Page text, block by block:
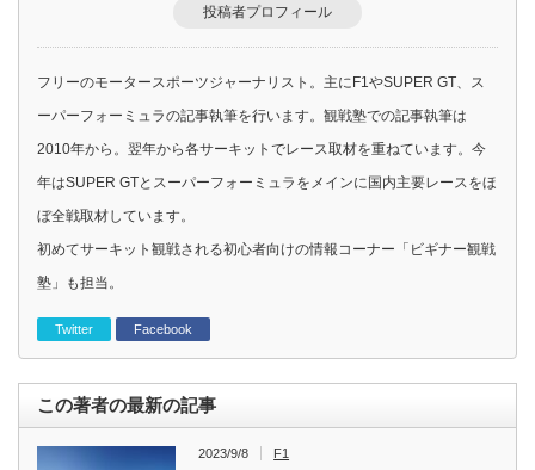
投稿者プロフィール
フリーのモータースポーツジャーナリスト。主にF1やSUPER GT、ス
ーパーフォーミュラの記事執筆を行います。観戦塾での記事執筆は
2010年から。翌年から各サーキットでレース取材を重ねています。今
年はSUPER GTとスーパーフォーミュラをメインに国内主要レースをほ
ぼ全戦取材しています。
初めてサーキット観戦される初心者向けの情報コーナー「ビギナー観戦
塾」も担当。
Twitter Facebook
この著者の最新の記事
2023/9/8 F1